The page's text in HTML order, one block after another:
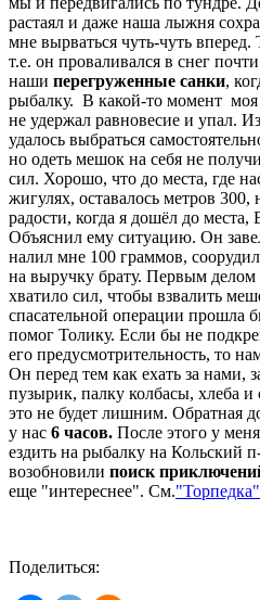
растаял и даже наша лыжня
мне вырваться чуть-чуть
т.е. он проваливался в снег
наши перегруженные санки,
рыбалку. В какой-то момент
не удержал равновесие и упал.
удалось выбраться
но одеть мешок на себя не
сил. Хорошо, что до места, где
жигулях, оставалось метров
радости, когда я дошёл до
Объяснил ему ситуацию. Он
налил мне 100 граммов,
на выручку брату. Первым
хватило сил, чтобы взвалить
спасательной операции прошла
помог Толику. Если бы не
его предусмотрительность, то
Он перед тем как ехать за нами,
пузырик, палку колбасы, хлеба
это не будет лишним. Обратная
у нас 6 часов. После этого у
ездить на рыбалку на Кольский
возобновили поиск
еще "интереснее". См.
Поделиться: